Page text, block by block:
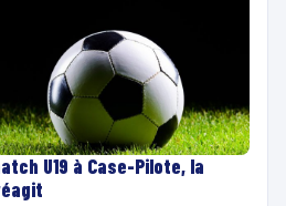
U19 à Case-Pilote, la